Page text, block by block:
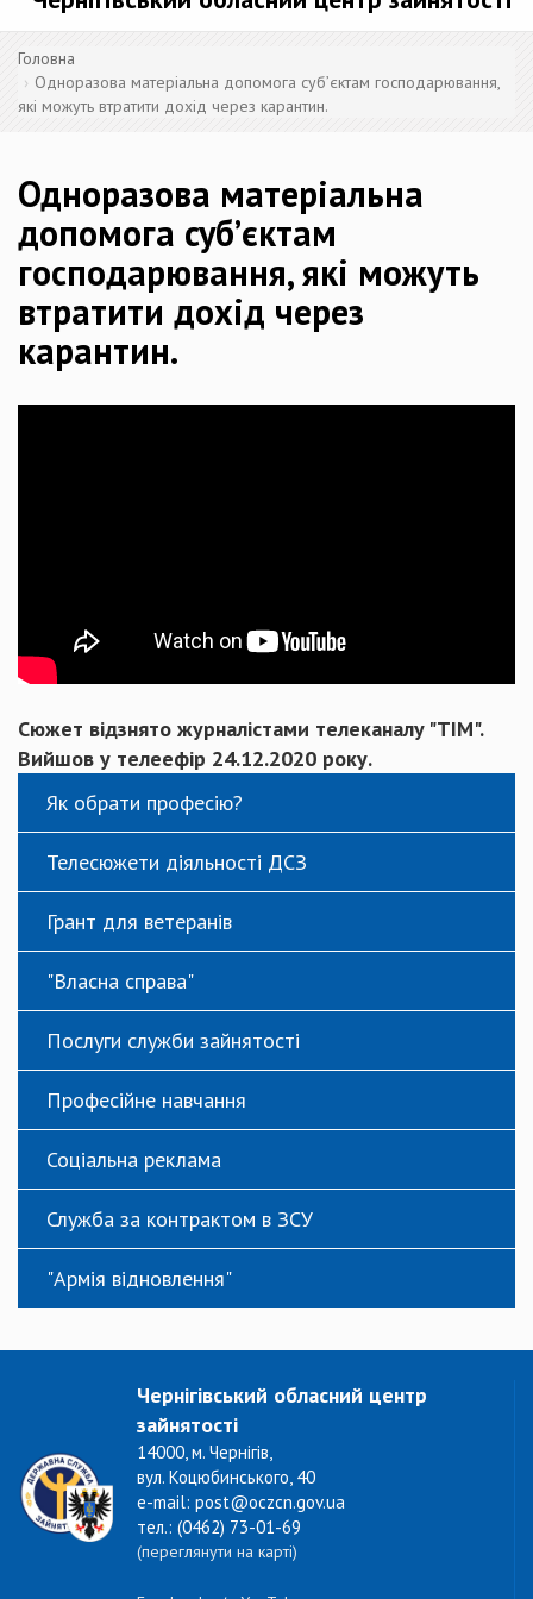
Головна
Одноразова матеріальна допомога суб’єктам господарювання,
які можуть втратити дохід через карантин.
Одноразова матеріальна
допомога суб’єктам
господарювання, які можуть
втратити дохід через
карантин.
Сюжет відзнято журналістами телеканалу "ТІМ".
Вийшов у телеефір 24.12.2020 року.
Як обрати професію?
Телесюжети діяльності ДСЗ
Грант для ветеранів
"Власна справа"
Послуги служби зайнятості
Професійне навчання
Соціальна реклама
Служба за контрактом в ЗСУ
"Армія відновлення"
Чернігівський обласний центр
зайнятості
14000, м. Чернігів,
вул. Коцюбинського, 40
e-mail: post@oczcn.gov.ua
тел.: (0462) 73-01-69
(переглянути на карті)